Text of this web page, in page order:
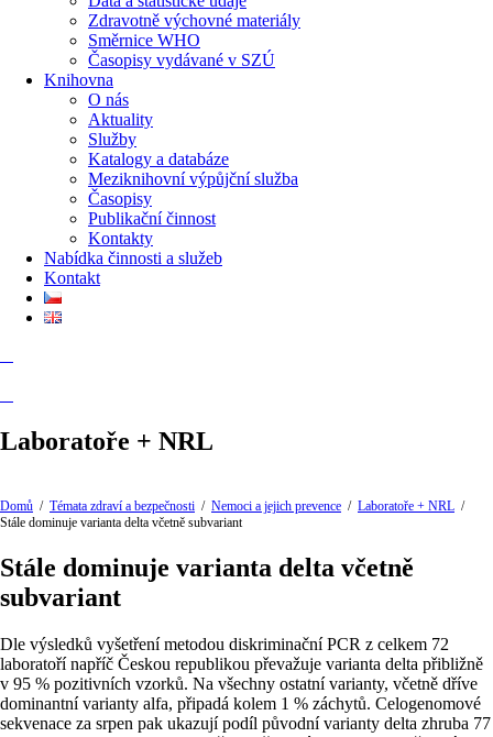
Zdravotně výchovné materiály
Směrnice WHO
Časopisy vydávané v SZÚ
Knihovna
O nás
Aktuality
Služby
Katalogy a databáze
Meziknihovní výpůjční služba
Časopisy
Publikační činnost
Kontakty
Nabídka činnosti a služeb
Kontakt
Laboratoře + NRL
Domů / Témata zdraví a bezpečnosti / Nemoci a jejich prevence / Laboratoře + NRL /
Stále dominuje varianta delta včetně subvariant
Stále dominuje varianta delta včetně
subvariant
Dle výsledků vyšetření metodou diskriminační PCR z celkem 72
laboratoří napříč Českou republikou převažuje varianta delta přibližně
v 95 % pozitivních vzorků. Na všechny ostatní varianty, včetně dříve
dominantní varianty alfa, připadá kolem 1 % záchytů. Celogenomové
sekvenace za srpen pak ukazují podíl původní varianty delta zhruba 77